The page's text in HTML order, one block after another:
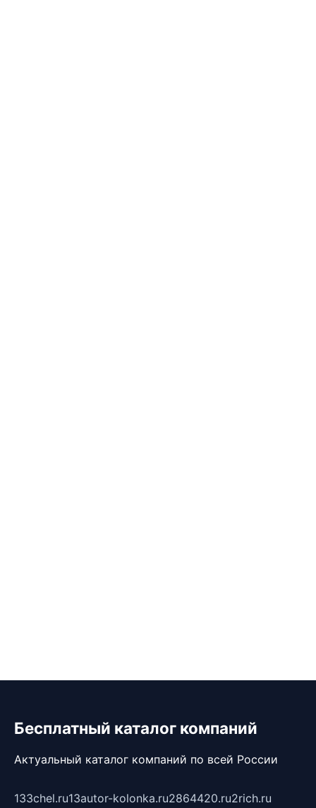
Бесплатный каталог компаний
Актуальный каталог компаний по всей России
133chel.ru13autor-kolonka.ru2864420.ru2rich.ru